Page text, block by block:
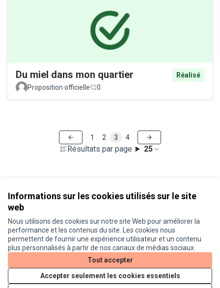
Informations sur les cookies utilisés sur le site
web
Nous utilisons des cookies sur notre site Web pour améliorer la
performance et les contenus du site. Les cookies nous
permettent de fournir une expérience utilisateur et un contenu
plus personnalisés à partir de nos canaux de médias sociaux.
Tout accepter
Accepter seulement les cookies essentiels
Du miel dans mon quartier
Réalisé
Proposition officielle
0
Résultats par page : 25
1 2 3 4
Conditions d'utilisation
Paramètres des cookies
Je participe ! sur X
(Lien externe)
Je participe ! sur Facebook
Je participe ! sur Instagram
Licence
(Lien